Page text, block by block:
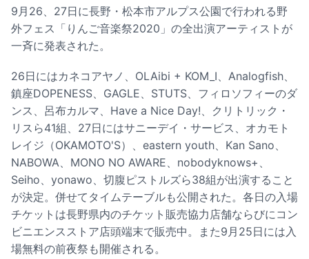
9月26、27日に長野・松本市アルプス公園で行われる野
外フェス「りんご音楽祭2020」の全出演アーティストが
一斉に発表された。
26日にはカネコアヤノ、OLAibi + KOM_I、Analogfish、
鎮座DOPENESS、GAGLE、STUTS、フィロソフィーのダ
ンス、呂布カルマ、Have a Nice Day!、クリトリック・
リスら41組、27日にはサニーデイ・サービス、オカモト
レイジ（OKAMOTO'S）、eastern youth、Kan Sano、
NABOWA、MONO NO AWARE、nobodyknows+、
Seiho、yonawo、切腹ピストルズら38組が出演すること
が決定。併せてタイムテーブルも公開された。各日の入場
チケットは長野県内のチケット販売協力店舗ならびにコン
ビニエンスストア店頭端末で販売中。また9月25日には入
場無料の前夜祭も開催される。